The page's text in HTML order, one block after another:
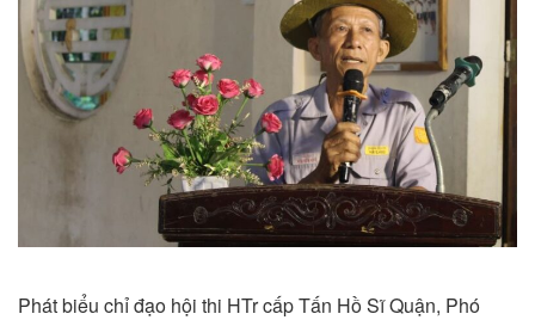
Phát biểu chỉ đạo hội thi HTr cấp Tấn Hồ Sĩ Quận, Phó